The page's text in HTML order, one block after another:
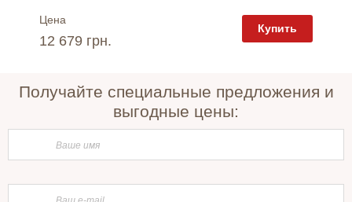
Цена
12 679 грн.
Купить
Получайте специальные предложения и
выгодные цены: